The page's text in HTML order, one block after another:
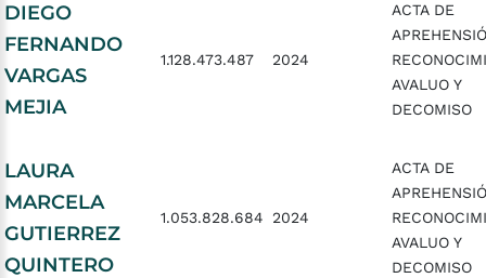
DIEGO
FERNANDO
VARGAS
MEJIA
1.128.473.487 2024
ACTA DE
AVALUO Y
DECOMISO
LAURA
MARCELA
GUTIERREZ
QUINTERO
1.053.828.684 2024
ACTA DE
AVALUO Y
DECOMISO